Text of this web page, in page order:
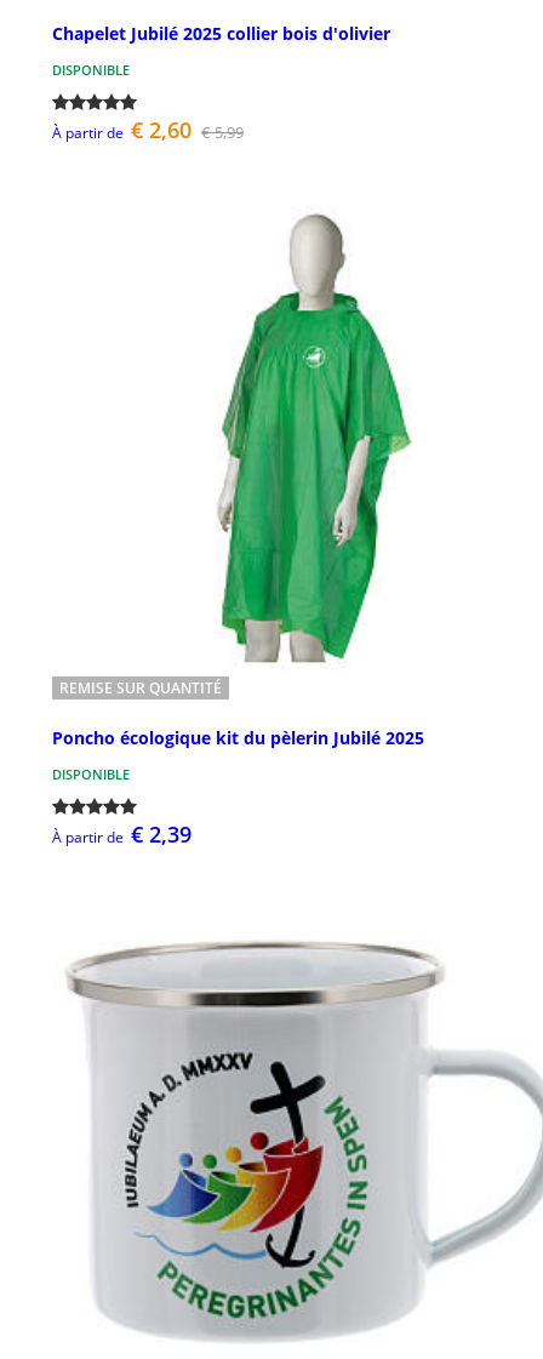
Chapelet Jubilé 2025 collier bois d'olivier
DISPONIBLE
À partir de € 2,60 € 5,99
REMISE SUR QUANTITÉ
Poncho écologique kit du pèlerin Jubilé 2025
DISPONIBLE
À partir de € 2,39